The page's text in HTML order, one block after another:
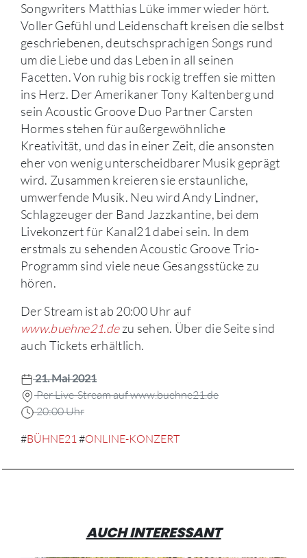
Songwriters Matthias Lüke immer wieder hört.
Voller Gefühl und Leidenschaft kreisen die selbst
geschriebenen, deutschsprachigen Songs rund
um die Liebe und das Leben in all seinen
Facetten. Von ruhig bis rockig treffen sie mitten
ins Herz. Der Amerikaner Tony Kaltenberg und
sein Acoustic Groove Duo Partner Carsten
Hormes stehen für außergewöhnliche
Kreativität, und das in einer Zeit, die ansonsten
eher von wenig unterscheidbarer Musik geprägt
wird. Zusammen kreieren sie erstaunliche,
umwerfende Musik. Neu wird Andy Lindner,
Schlagzeuger der Band Jazzkantine, bei dem
Livekonzert für Kanal21 dabei sein. In dem
erstmals zu sehenden Acoustic Groove Trio-
Programm sind viele neue Gesangsstücke zu
hören.
Der Stream ist ab 20:00 Uhr auf
www.buehne21.dezu sehen. Über die Seite sind
auch Tickets erhältlich.
21. Mai 2021
Per Live-Stream auf www.buehne21.de
20:00 Uhr
#BÜHNE21 #ONLINE-KONZERT
AUCH INTERESSANT